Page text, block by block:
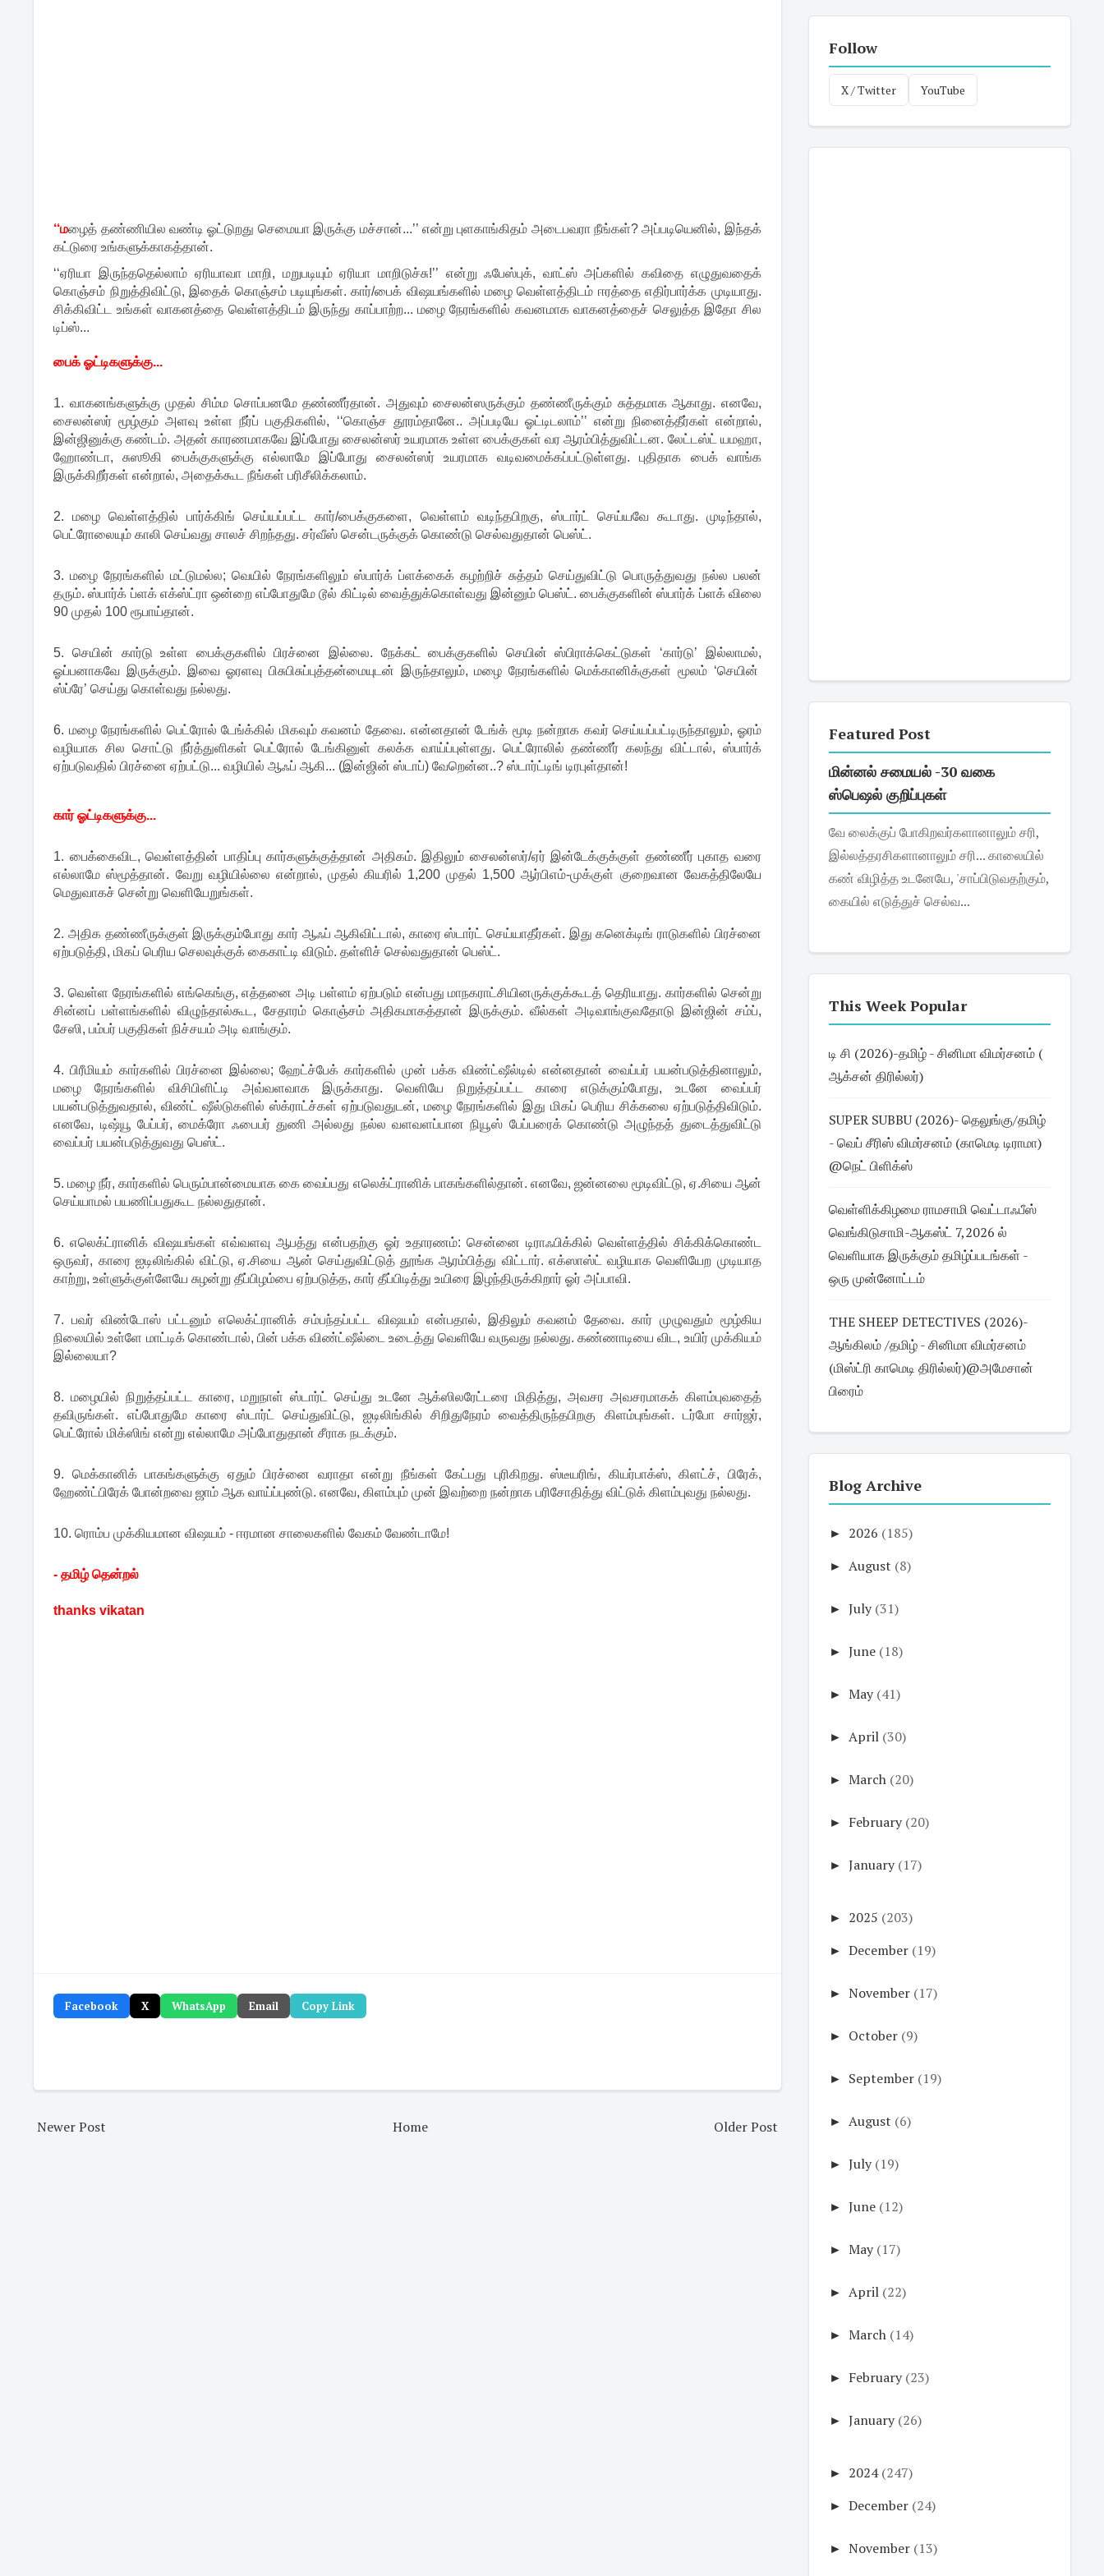
‘‘மழைத் தண்ணியில வண்டி ஓட்டுறது செமையா இருக்கு மச்சான்...’’ என்று புளகாங்கிதம் அடைபவரா நீங்கள்? அப்படியெனில், இந்தக்
கட்டுரை உங்களுக்காகத்தான்.
‘‘ஏரியா இருந்ததெல்லாம் ஏரியாவா மாறி, மறுபடியும் ஏரியா மாறிடுச்சு!’’ என்று ஃபேஸ்புக், வாட்ஸ் அப்களில் கவிதை எழுதுவதைக்
கொஞ்சம் நிறுத்திவிட்டு, இதைக் கொஞ்சம் படியுங்கள். கார்/பைக் விஷயங்களில் மழை வெள்ளத்திடம் ஈரத்தை எதிர்பார்க்க முடியாது.
சிக்கிவிட்ட உங்கள் வாகனத்தை வெள்ளத்திடம் இருந்து காப்பாற்ற... மழை நேரங்களில் கவனமாக வாகனத்தைச் செலுத்த இதோ சில
டிப்ஸ்...
பைக் ஓட்டிகளுக்கு...
1. வாகனங்களுக்கு முதல் சிம்ம சொப்பனமே தண்ணீர்தான். அதுவும் சைலன்ஸருக்கும் தண்ணீருக்கும் சுத்தமாக ஆகாது. எனவே,
சைலன்ஸர் மூழ்கும் அளவு உள்ள நீர்ப் பகுதிகளில், ‘‘கொஞ்ச தூரம்தானே.. அப்படியே ஓட்டிடலாம்’’ என்று நினைத்தீர்கள் என்றால்,
இன்ஜினுக்கு கண்டம். அதன் காரணமாகவே இப்போது சைலன்ஸர் உயரமாக உள்ள பைக்குகள் வர ஆரம்பித்துவிட்டன. லேட்டஸ்ட் யமஹா,
ஹோண்டா, சுஸூகி பைக்குகளுக்கு எல்லாமே இப்போது சைலன்ஸர் உயரமாக வடிவமைக்கப்பட்டுள்ளது. புதிதாக பைக் வாங்க
இருக்கிறீர்கள் என்றால், அதைக்கூட நீங்கள் பரிசீலிக்கலாம்.
2. மழை வெள்ளத்தில் பார்க்கிங் செய்யப்பட்ட கார்/பைக்குகளை, வெள்ளம் வடிந்தபிறகு, ஸ்டார்ட் செய்யவே கூடாது. முடிந்தால்,
பெட்ரோலையும் காலி செய்வது சாலச் சிறந்தது. சர்வீஸ் சென்டருக்குக் கொண்டு செல்வதுதான் பெஸ்ட்.
3. மழை நேரங்களில் மட்டுமல்ல; வெயில் நேரங்களிலும் ஸ்பார்க் ப்ளக்கைக் கழற்றிச் சுத்தம் செய்துவிட்டு பொருத்துவது நல்ல பலன்
தரும். ஸ்பார்க் ப்ளக் எக்ஸ்ட்ரா ஒன்றை எப்போதுமே டூல் கிட்டில் வைத்துக்கொள்வது இன்னும் பெஸ்ட். பைக்குகளின் ஸ்பார்க் ப்ளக் விலை
90 முதல் 100 ரூபாய்தான்.
5. செயின் கார்டு உள்ள பைக்குகளில் பிரச்னை இல்லை. நேக்கட் பைக்குகளில் செயின் ஸ்பிராக்கெட்டுகள் ‘கார்டு’ இல்லாமல்,
ஓப்பனாகவே இருக்கும். இவை ஓரளவு பிசுபிசுப்புத்தன்மையுடன் இருந்தாலும், மழை நேரங்களில் மெக்கானிக்குகள் மூலம் ‘செயின்
ஸ்ப்ரே’ செய்து கொள்வது நல்லது.
6. மழை நேரங்களில் பெட்ரோல் டேங்க்கில் மிகவும் கவனம் தேவை. என்னதான் டேங்க் மூடி நன்றாக கவர் செய்யப்பட்டிருந்தாலும், ஓரம்
வழியாக சில சொட்டு நீர்த்துளிகள் பெட்ரோல் டேங்கினுள் கலக்க வாய்ப்புள்ளது. பெட்ரோலில் தண்ணீர் கலந்து விட்டால், ஸ்பார்க்
ஏற்படுவதில் பிரச்னை ஏற்பட்டு... வழியில் ஆஃப் ஆகி... (இன்ஜின் ஸ்டாப்) வேறென்ன..? ஸ்டார்ட்டிங் டிரபுள்தான்!
கார் ஓட்டிகளுக்கு...
1. பைக்கைவிட, வெள்ளத்தின் பாதிப்பு கார்களுக்குத்தான் அதிகம். இதிலும் சைலன்ஸர்/ஏர் இன்டேக்குக்குள் தண்ணீர் புகாத வரை
எல்லாமே ஸ்மூத்தான். வேறு வழியில்லை என்றால், முதல் கியரில் 1,200 முதல் 1,500 ஆர்பிஎம்-முக்குள் குறைவான வேகத்திலேயே
மெதுவாகச் சென்று வெளியேறுங்கள்.
2. அதிக தண்ணீருக்குள் இருக்கும்போது கார் ஆஃப் ஆகிவிட்டால், காரை ஸ்டார்ட் செய்யாதீர்கள். இது கனெக்டிங் ராடுகளில் பிரச்னை
ஏற்படுத்தி, மிகப் பெரிய செலவுக்குக் கைகாட்டி விடும். தள்ளிச் செல்வதுதான் பெஸ்ட்.
3. வெள்ள நேரங்களில் எங்கெங்கு, எத்தனை அடி பள்ளம் ஏற்படும் என்பது மாநகராட்சியினருக்குக்கூடத் தெரியாது. கார்களில் சென்று
சின்னப் பள்ளங்களில் விழுந்தால்கூட, சேதாரம் கொஞ்சம் அதிகமாகத்தான் இருக்கும். வீல்கள் அடிவாங்குவதோடு இன்ஜின் சம்ப்,
சேஸி, பம்பர் பகுதிகள் நிச்சயம் அடி வாங்கும்.
4. பிரீமியம் கார்களில் பிரச்னை இல்லை; ஹேட்ச்பேக் கார்களில் முன் பக்க விண்ட்ஷீல்டில் என்னதான் வைப்பர் பயன்படுத்தினாலும்,
மழை நேரங்களில் விசிபிளிட்டி அவ்வளவாக இருக்காது. வெளியே நிறுத்தப்பட்ட காரை எடுக்கும்போது, உடனே வைப்பர்
பயன்படுத்துவதால், விண்ட் ஷீல்டுகளில் ஸ்க்ராட்ச்கள் ஏற்படுவதுடன், மழை நேரங்களில் இது மிகப் பெரிய சிக்கலை ஏற்படுத்திவிடும்.
எனவே, டிஷ்யூ பேப்பர், மைக்ரோ ஃபைபர் துணி அல்லது நல்ல வளவளப்பான நியூஸ் பேப்பரைக் கொண்டு அழுந்தத் துடைத்துவிட்டு
வைப்பர் பயன்படுத்துவது பெஸ்ட்.
5. மழை நீர், கார்களில் பெரும்பான்மையாக கை வைப்பது எலெக்ட்ரானிக் பாகங்களில்தான். எனவே, ஜன்னலை மூடிவிட்டு, ஏ.சியை ஆன்
செய்யாமல் பயணிப்பதுகூட நல்லதுதான்.
6. எலெக்ட்ரானிக் விஷயங்கள் எவ்வளவு ஆபத்து என்பதற்கு ஓர் உதாரணம்: சென்னை டிராஃபிக்கில் வெள்ளத்தில் சிக்கிக்கொண்ட
ஒருவர், காரை ஐடிலிங்கில் விட்டு, ஏ.சியை ஆன் செய்துவிட்டுத் தூங்க ஆரம்பித்து விட்டார். எக்ஸாஸ்ட் வழியாக வெளியேற முடியாத
காற்று, உள்ளுக்குள்ளேயே சுழன்று தீப்பிழம்பை ஏற்படுத்த, கார் தீப்பிடித்து உயிரை இழந்திருக்கிறார் ஓர் அப்பாவி.
7. பவர் விண்டோஸ் பட்டனும் எலெக்ட்ரானிக் சம்பந்தப்பட்ட விஷயம் என்பதால், இதிலும் கவனம் தேவை. கார் முழுவதும் மூழ்கிய
நிலையில் உள்ளே மாட்டிக் கொண்டால், பின் பக்க விண்ட்ஷீல்டை உடைத்து வெளியே வருவது நல்லது. கண்ணாடியை விட, உயிர் முக்கியம்
இல்லையா?
8. மழையில் நிறுத்தப்பட்ட காரை, மறுநாள் ஸ்டார்ட் செய்து உடனே ஆக்ஸிலரேட்டரை மிதித்து, அவசர அவசரமாகக் கிளம்புவதைத்
தவிருங்கள். எப்போதுமே காரை ஸ்டார்ட் செய்துவிட்டு, ஐடிலிங்கில் சிறிதுநேரம் வைத்திருந்தபிறகு கிளம்புங்கள். டர்போ சார்ஜர்,
பெட்ரோல் மிக்ஸிங் என்று எல்லாமே அப்போதுதான் சீராக நடக்கும்.
9. மெக்கானிக் பாகங்களுக்கு ஏதும் பிரச்னை வராதா என்று நீங்கள் கேட்பது புரிகிறது. ஸ்டீயரிங், கியர்பாக்ஸ், கிளட்ச், பிரேக்,
ஹேண்ட்பிரேக் போன்றவை ஜாம் ஆக வாய்ப்புண்டு. எனவே, கிளம்பும் முன் இவற்றை நன்றாக பரிசோதித்து விட்டுக் கிளம்புவது நல்லது.
10. ரொம்ப முக்கியமான விஷயம் - ஈரமான சாலைகளில் வேகம் வேண்டாமே!
- தமிழ் தென்றல்
thanks vikatan
Facebook X WhatsApp Email Copy Link
Newer Post Older Post
Home
Follow
X / Twitter YouTube
Featured Post
மின்னல் சமையல் -30 வகை
ஸ்பெஷல் குறிப்புகள்
வே லைக்குப் போகிறவர்களானாலும் சரி,
இல்லத்தரசிகளானாலும் சரி... காலையில்
கண் விழித்த உடனேயே, 'சாப்பிடுவதற்கும்,
கையில் எடுத்துச் செல்வ...
This Week Popular
டி சி (2026)-தமிழ் - சினிமா விமர்சனம் (
ஆக்சன் திரில்லர்)
SUPER SUBBU (2026)- தெலுங்கு/தமிழ்
- வெப் சீரிஸ் விமர்சனம் (காமெடி டிராமா)
@நெட் பிளிக்ஸ்
வெள்ளிக்கிழமை ராமசாமி வெட்டாஃபீஸ்
வெங்கிடுசாமி-ஆகஸ்ட் 7,2026 ல்
வெளியாக இருக்கும் தமிழ்ப்படங்கள் -
ஒரு முன்னோட்டம்
THE SHEEP DETECTIVES (2026)-
ஆங்கிலம் /தமிழ் - சினிமா விமர்சனம்
(மிஸ்ட்ரி காமெடி திரில்லர்)@அமேசான்
பிரைம்
Blog Archive
► 2026 (185)
► August (8)
► July (31)
► June (18)
► May (41)
► April (30)
► March (20)
► February (20)
► January (17)
► 2025 (203)
► December (19)
► November (17)
► October (9)
► September (19)
► August (6)
► July (19)
► June (12)
► May (17)
► April (22)
► March (14)
► February (23)
► January (26)
► 2024 (247)
► December (24)
► November (13)